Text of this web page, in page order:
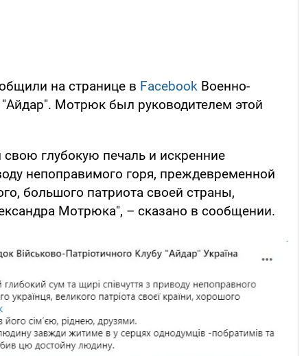
на странице в Facebook Военно-
"Айдар". Мотрюк был руководителем этой
глубокую печаль и искренние
непоправимого горя, преждевременной
большого патриота своей страны,
Мотрюка", – сказано в сообщении.